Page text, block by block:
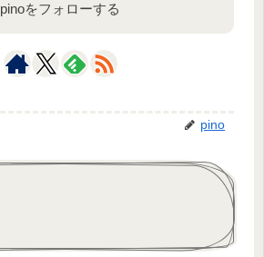
pinoをフォローする
pino